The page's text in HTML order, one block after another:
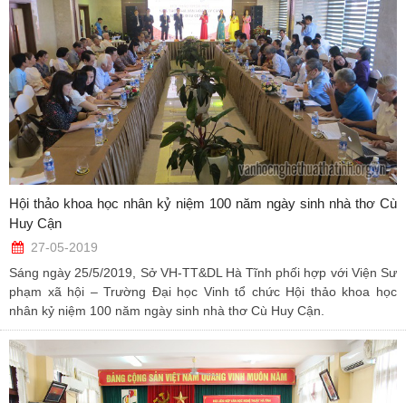
Hội thảo khoa học nhân kỷ niệm 100 năm ngày sinh nhà thơ Cù
Huy Cận
27-05-2019
Sáng ngày 25/5/2019, Sở VH-TT&DL Hà Tĩnh phối hợp với Viện Sư
phạm xã hội – Trường Đại học Vinh tổ chức Hội thảo khoa học
nhân kỷ niệm 100 năm ngày sinh nhà thơ Cù Huy Cận.